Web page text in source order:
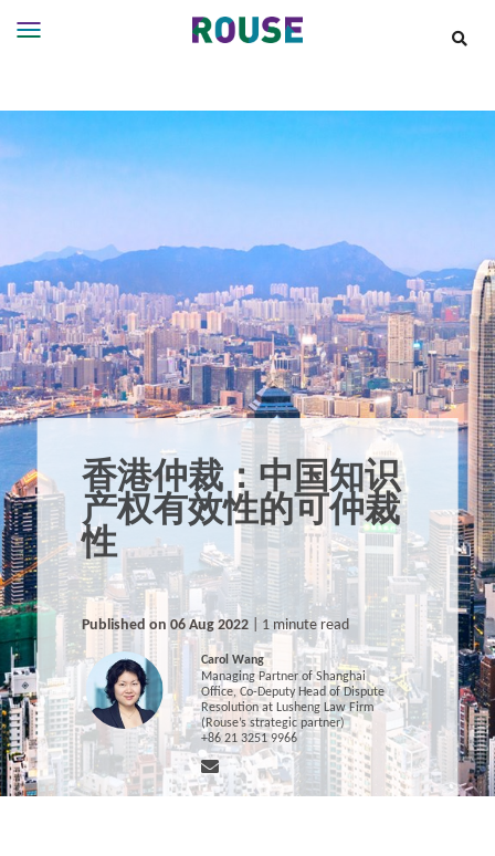
Services
Services
Where
People
Careers
About
香港仲裁：中国知识
产权有效性的可仲裁
性
Published on 06 Aug 2022| 1 minute read
Carol Wang
Managing Partner of Shanghai
Office, Co-Deputy Head of Dispute
Resolution at Lusheng Law Firm
(Rouse’s strategic partner)
+86 21 3251 9966